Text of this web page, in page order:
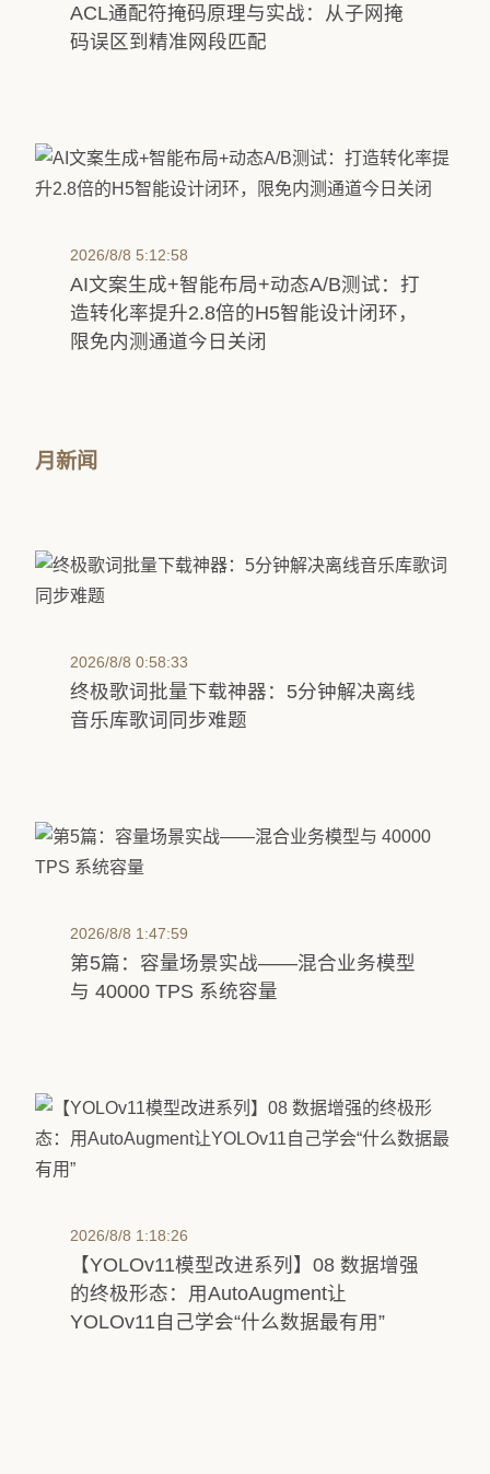
ACL通配符掩码原理与实战：从子网掩
码误区到精准网段匹配
2026/8/8 5:12:58
AI文案生成+智能布局+动态A/B测试：打
造转化率提升2.8倍的H5智能设计闭环，
限免内测通道今日关闭
月新闻
2026/8/8 0:58:33
终极歌词批量下载神器：5分钟解决离线
音乐库歌词同步难题
2026/8/8 1:47:59
第5篇：容量场景实战——混合业务模型
与 40000 TPS 系统容量
2026/8/8 1:18:26
【YOLOv11模型改进系列】08 数据增强
的终极形态：用AutoAugment让
YOLOv11自己学会“什么数据最有用”